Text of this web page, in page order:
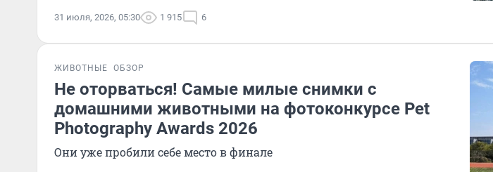
31 июля, 2026, 05:30 1 915 6
ЖИВОТНЫЕ ОБЗОР
Не оторваться! Самые милые снимки с
домашними животными на фотоконкурсе Pet
Photography Awards 2026
Они уже пробили себе место в финале